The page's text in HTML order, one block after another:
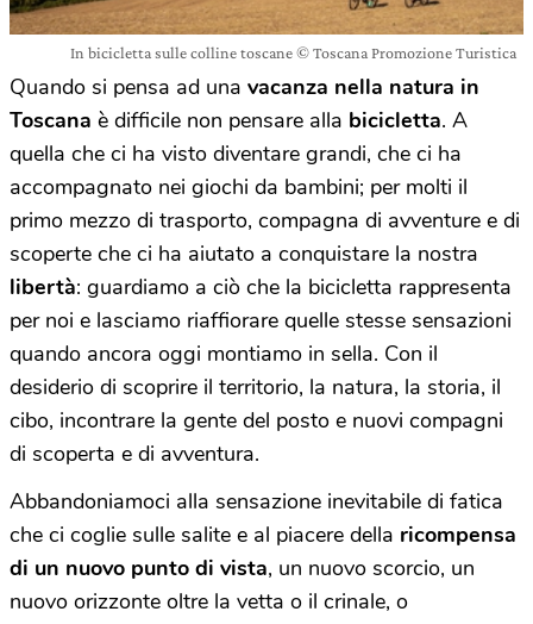
In bicicletta sulle colline toscane © Toscana Promozione Turistica
Quando si pensa ad una vacanza nella natura in
Toscana è difficile non pensare alla bicicletta. A
quella che ci ha visto diventare grandi, che ci ha
accompagnato nei giochi da bambini; per molti il
primo mezzo di trasporto, compagna di avventure e di
scoperte che ci ha aiutato a conquistare la nostra
libertà: guardiamo a ciò che la bicicletta rappresenta
per noi e lasciamo riaffiorare quelle stesse sensazioni
quando ancora oggi montiamo in sella. Con il
desiderio di scoprire il territorio, la natura, la storia, il
cibo, incontrare la gente del posto e nuovi compagni
di scoperta e di avventura.
Abbandoniamoci alla sensazione inevitabile di fatica
che ci coglie sulle salite e al piacere della ricompensa
di un nuovo punto di vista, un nuovo scorcio, un
nuovo orizzonte oltre la vetta o il crinale, o